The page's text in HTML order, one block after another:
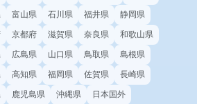
富山県 石川県 福井県
静岡県
京都府 滋賀県 奈良県
和歌山県
広島県 山口県 鳥取県
島根県
高知県 福岡県 佐賀県
長崎県
鹿児島県 沖縄県 日本国外